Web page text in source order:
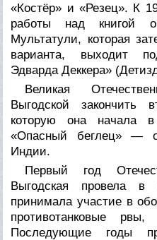
«Костёр» и «Резец». К
работы над книгой о
Мультатули, которая
варианта, выходит
Эдварда Деккера»
Великая
Выгодской закончить
которую она начала
«Опасный беглец» —
Индии.
Первый год
Выгодская провела в
принимала участие в
противотанковые
Последующие годы